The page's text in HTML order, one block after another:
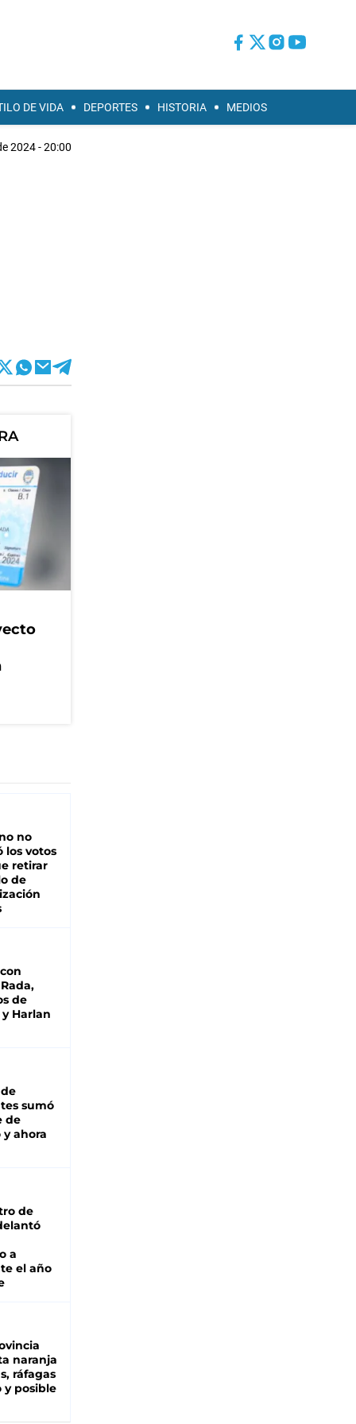
DE VIDA DEPORTES HISTORIA MEDIOS
2024 - 20:00
no
los votos
retirar
de
de
Harlan
sumó
de
y ahora
de
a
el año
naranja
ráfagas
y posible